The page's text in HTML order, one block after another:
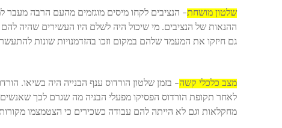
שלטון מושחת– הנציבים לקחו מיסים מוגזמים מהעם הרבה
ההנאות של הנציבים. מי שיכול היה לשלם היו העשירים שהיה
גם חיזקו את המעמד שלהם במקום וזכו בהזדמנויות שונות
מצב כלכלי קשה– בזמן שלטון הורדוס ענף הבנייה היה בשיאו.
לאחר תקופת הורדוס הפסיקו מפעלי הבניה מה שגרם לכך
מחקלאות וגם לא הייתה להם עבודה כשכירים כי הצטמצמו